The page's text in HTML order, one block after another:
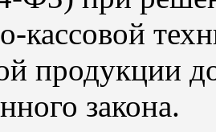
кассовой
продукции
закона.